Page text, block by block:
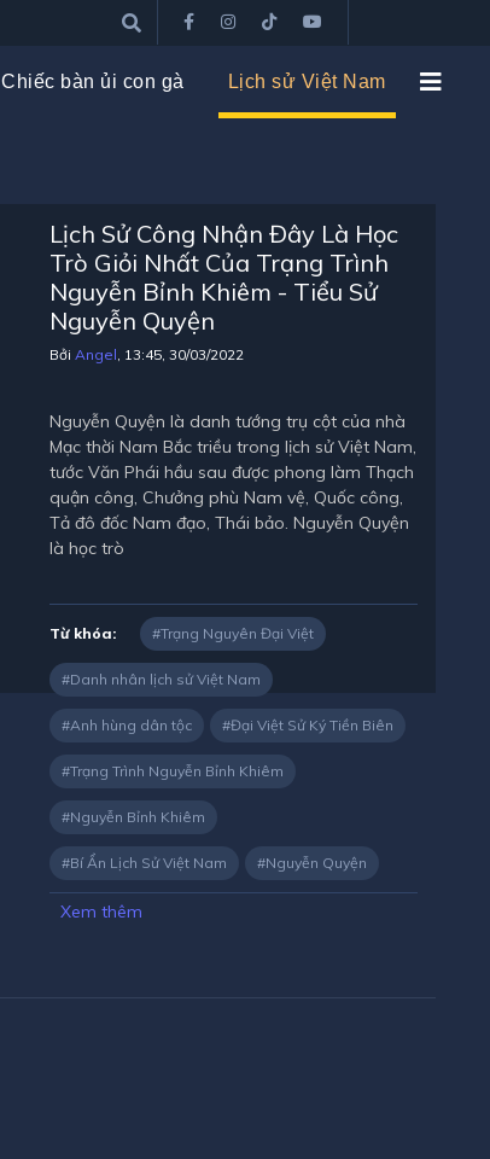
Chiếc bàn ủi con gà Lịch sử Việt Nam
Lịch Sử Công Nhận Đây Là Học
Trò Giỏi Nhất Của Trạng Trình
Nguyễn Bỉnh Khiêm - Tiểu Sử
Nguyễn Quyện
Bởi Angel, 13:45, 30/03/2022
Nguyễn Quyện là danh tướng trụ cột của nhà
Mạc thời Nam Bắc triều trong lịch sử Việt Nam,
tước Văn Phái hầu sau được phong làm Thạch
quận công, Chưởng phù Nam vệ, Quốc công,
Tả đô đốc Nam đạo, Thái bảo. Nguyễn Quyện
là học trò
Từ khóa: Trạng Nguyên Đại Việt
Danh nhân lịch sử Việt Nam
Anh hùng dân tộc Đại Việt Sử Ký Tiền Biên
Trạng Trình Nguyễn Bỉnh Khiêm
Nguyễn Bỉnh Khiêm
Bí Ẩn Lịch Sử Việt Nam Nguyễn Quyện
Xem thêm